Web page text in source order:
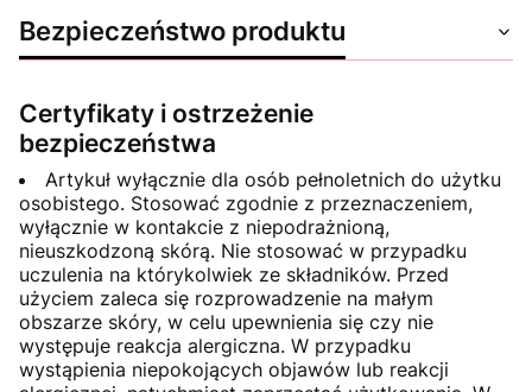
Bezpieczeństwo produktu
Certyfikaty i ostrzeżenie
bezpieczeństwa
Artykuł wyłącznie dla osób pełnoletnich do użytku
osobistego. Stosować zgodnie z przeznaczeniem,
wyłącznie w kontakcie z niepodrażnioną,
nieuszkodzoną skórą. Nie stosować w przypadku
uczulenia na którykolwiek ze składników. Przed
użyciem zaleca się rozprowadzenie na małym
obszarze skóry, w celu upewnienia się czy nie
występuje reakcja alergiczna. W przypadku
wystąpienia niepokojących objawów lub reakcji